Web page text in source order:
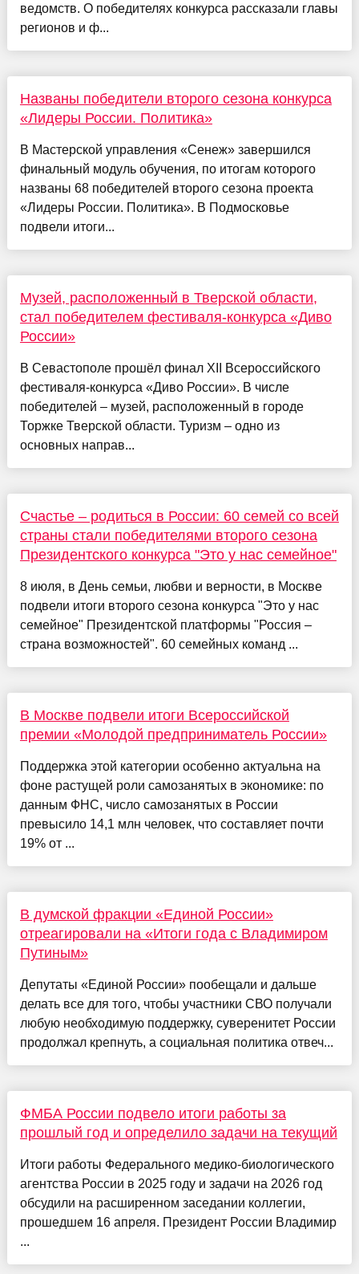
ведомств. О победителях конкурса рассказали главы
регионов и ф...
Названы победители второго сезона конкурса
«Лидеры России. Политика»
В Мастерской управления «Сенеж» завершился
финальный модуль обучения, по итогам которого
названы 68 победителей второго сезона проекта
«Лидеры России. Политика». В Подмосковье
подвели итоги...
Музей, расположенный в Тверской области,
стал победителем фестиваля-конкурса «Диво
России»
В Севастополе прошёл финал XII Всероссийского
фестиваля-конкурса «Диво России». В числе
победителей – музей, расположенный в городе
Торжке Тверской области. Туризм – одно из
основных направ...
Счастье – родиться в России: 60 семей со всей
страны стали победителями второго сезона
Президентского конкурса "Это у нас семейное"
8 июля, в День семьи, любви и верности, в Москве
подвели итоги второго сезона конкурса "Это у нас
семейное" Президентской платформы "Россия –
страна возможностей". 60 семейных команд ...
В Москве подвели итоги Всероссийской
премии «Молодой предприниматель России»
Поддержка этой категории особенно актуальна на
фоне растущей роли самозанятых в экономике: по
данным ФНС, число самозанятых в России
превысило 14,1 млн человек, что составляет почти
19% от ...
В думской фракции «Единой России»
отреагировали на «Итоги года с Владимиром
Путиным»
Депутаты «Единой России» пообещали и дальше
делать все для того, чтобы участники СВО получали
любую необходимую поддержку, суверенитет России
продолжал крепнуть, а социальная политика отвеч...
ФМБА России подвело итоги работы за
прошлый год и определило задачи на текущий
Итоги работы Федерального медико-биологического
агентства России в 2025 году и задачи на 2026 год
обсудили на расширенном заседании коллегии,
прошедшем 16 апреля. Президент России Владимир
...